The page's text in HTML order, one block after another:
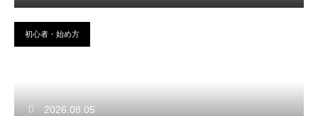
初心者・始め方
2026.08.05